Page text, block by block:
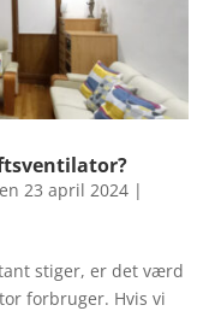
23 april 2024 |
stiger, er det værd
forbruger. Hvis vi